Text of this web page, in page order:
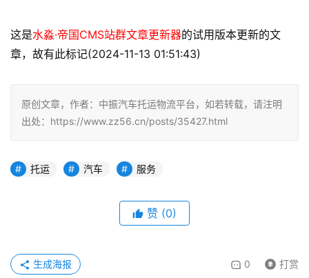
这是水淼·帝国CMS站群文章更新器的试用版本更新的文
章，故有此标记(2024-11-13 01:51:43)
原创文章，作者：中振汽车托运物流平台，如若转载，请注明
出处：https://www.zz56.cn/posts/35427.html
托运 汽车 服务
赞 (0)
0 打赏
生成海报